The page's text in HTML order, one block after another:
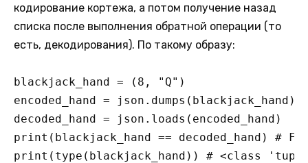
кодирование кортежа, а потом получение назад
списка после выполнения обратной операции (то
есть, декодирования). По такому образу:
blackjack_hand = (8, "Q")
encoded_hand = json.dumps(blackjack_hand)
decoded_hand = json.loads(encoded_hand)
print(blackjack_hand == decoded_hand) #
print(type(blackjack_hand)) # <class